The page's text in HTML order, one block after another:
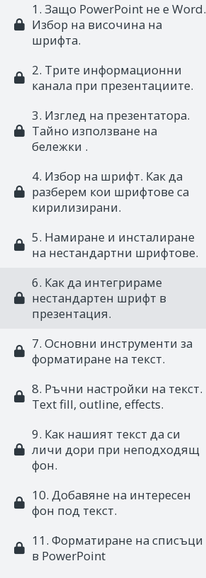
1. Защо PowerPoint не е Word.
Избор на височина на
шрифта.
2. Трите информационни
канала при презентациите.
3. Изглед на презентатора.
Тайно използване на
бележки .
4. Избор на шрифт. Как да
разберем кои шрифтове са
кирилизирани.
5. Намиране и инсталиране
на нестандартни шрифтове.
6. Как да интегрираме
нестандартен шрифт в
презентация.
7. Основни инструменти за
форматиране на текст.
8. Ръчни настройки на текст.
Text fill, outline, effects.
9. Как нашият текст да си
личи дори при неподходящ
фон.
10. Добавяне на интересен
фон под текст.
11. Форматиране на списъци
в PowerPoint